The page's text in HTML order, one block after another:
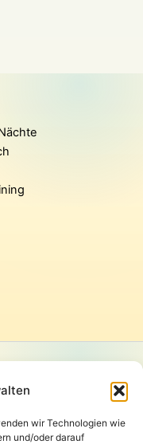
wir Technologien wie
und/oder darauf